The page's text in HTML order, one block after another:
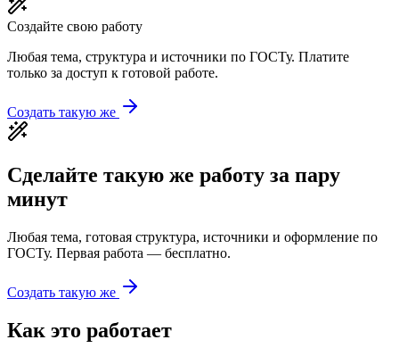
Создайте свою работу
Любая тема, структура и источники по ГОСТу. Платите
только за доступ к готовой работе.
Создать такую же
Сделайте такую же работу за пару
минут
Любая тема, готовая структура, источники и оформление по
ГОСТу. Первая работа — бесплатно.
Создать такую же
Как это работает